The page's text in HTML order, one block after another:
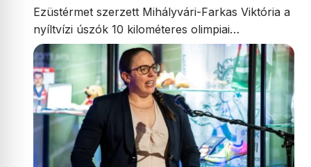
Ezüstérmet szerzett Mihályvári-Farkas Viktória a
nyíltvízi úszók 10 kilométeres olimpiai…